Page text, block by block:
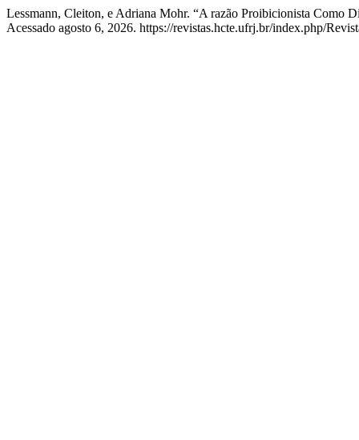
Lessmann, Cleiton, e Adriana Mohr. “A razão Proibicionista Como
Acessado agosto 6, 2026. https://revistas.hcte.ufrj.br/index.php/